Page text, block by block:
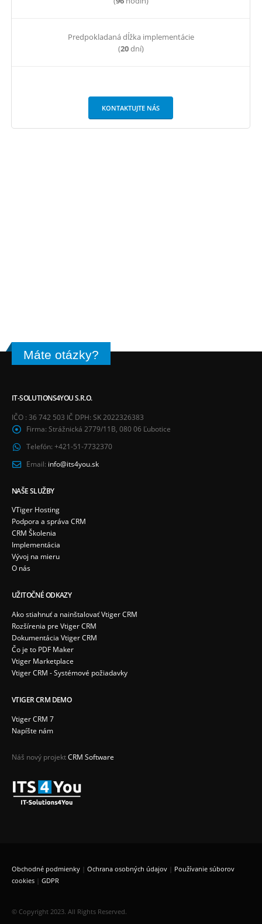
Predpokladaná dĺžka implementácie
(20dní)
KONTAKTUJTE NÁS
Máte otázky?
IT-SOLUTIONS4YOU S.R.O.
IČO : 36 742 503 IČ DPH: SK 2022326383
Firma: Strážnická 2779/11B, 080 06 Ľubotice
Telefón: +421-51-7732370
Email: info@its4you.sk
NAŠE SLUŽBY
VTiger Hosting
Podpora a správa CRM
CRM Školenia
Implementácia
Vývoj na mieru
O nás
UŽITOČNÉ ODKAZY
Ako stiahnuť a nainštalovať Vtiger CRM
Rozšírenia pre Vtiger CRM
Dokumentácia Vtiger CRM
Čo je to PDF Maker
Vtiger Marketplace
Vtiger CRM - Systémové požiadavky
VTIGER CRM DEMO
Vtiger CRM 7
Napíšte nám
Náš nový projektCRM Software
Obchodné podmienky | Ochrana osobných údajov | Používanie súborov
cookies | GDPR
© Copyright 2023. All Rights Reserved.